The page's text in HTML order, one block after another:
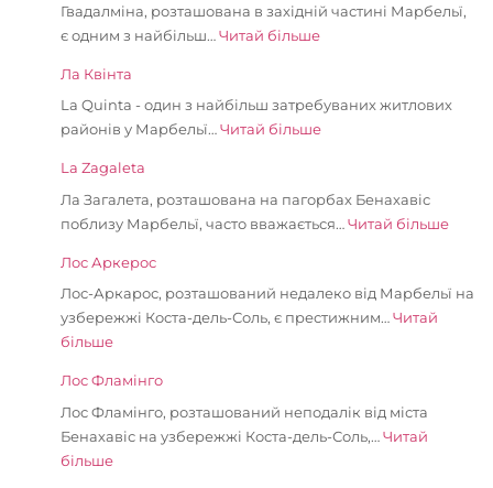
Гвадалміна, розташована в західній частині Марбельї,
є одним з найбільш… Читай більше
Ла Квінта
La Quinta - один з найбільш затребуваних житлових
районів у Марбельї…Читай більше
La Zagaleta
Ла Загалета, розташована на пагорбах Бенахавіс
поблизу Марбельї, часто вважається… Читай більше
Лос Аркерос
Лос-Аркарос, розташований недалеко від Марбельї на
узбережжі Коста-дель-Соль, є престижним…Читай
більше
Лос Фламінго
Лос Фламінго, розташований неподалік від міста
Бенахавіс на узбережжі Коста-дель-Соль,… Читай
більше